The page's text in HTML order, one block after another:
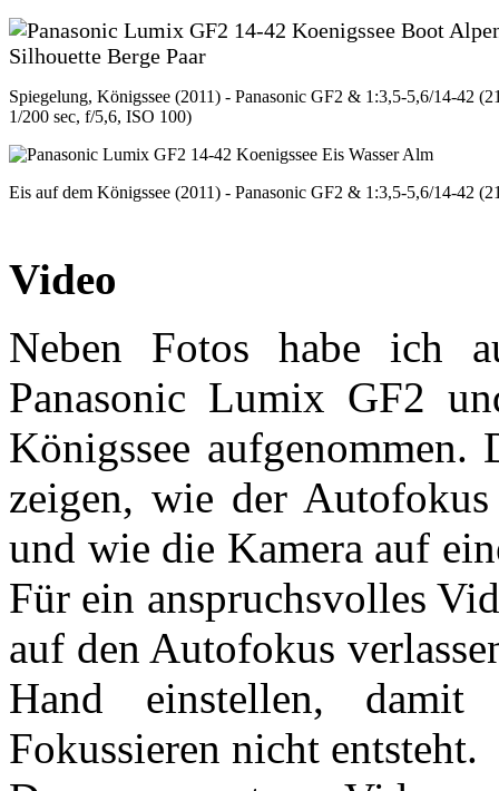
Spiegelung, Königssee (2011) - Panasonic GF2 & 1:3,5-5,6/14-42
1/200 sec, f/5,6, ISO 100)
Eis auf dem Königssee (2011) - Panasonic GF2 & 1:3,5-5,6/14-42
Video
Neben Fotos habe ich
Panasonic Lumix GF2
Königssee
zeigen, wie der
und wie die Kamera auf
Für ein anspruchsvolles
auf den Autofokus
Hand einstellen, damit
Fokussieren nicht entsteht.